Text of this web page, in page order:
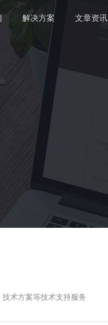
解决方案 文章资讯
术方案等技术支持服务